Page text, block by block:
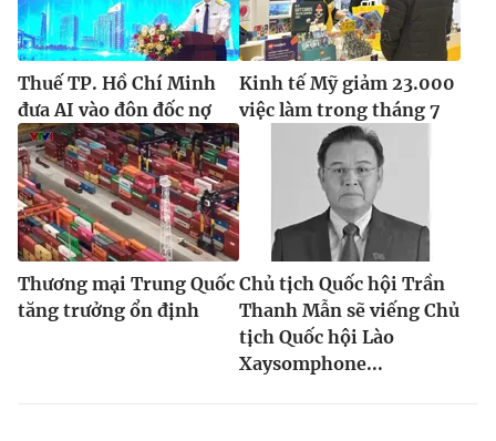
Tổng Biên tập:Vũ Thanh Thủy
Phó Tổng Biên tập:Nguyễn Thị Mỹ Hạnh, Phạm Quốc Thắng,
Nguyễn Trọng Ninh
Tổng đài VTV:024.38 355 931 - 024.38 355 932
Ðiện thoại Thời báo VTV:024.66 897 897
Email:toasoan@vtv.vn
Liên hệ quảng cáo:024-7300.7108
Thuế TP. Hồ Chí Minh
đưa AI vào đôn đốc nợ
Kinh tế Mỹ giảm 23.000
việc làm trong tháng 7
Thương mại Trung Quốc
tăng trưởng ổn định
Chủ tịch Quốc hội Trần
Thanh Mẫn sẽ viếng Chủ
tịch Quốc hội Lào
Xaysomphone...